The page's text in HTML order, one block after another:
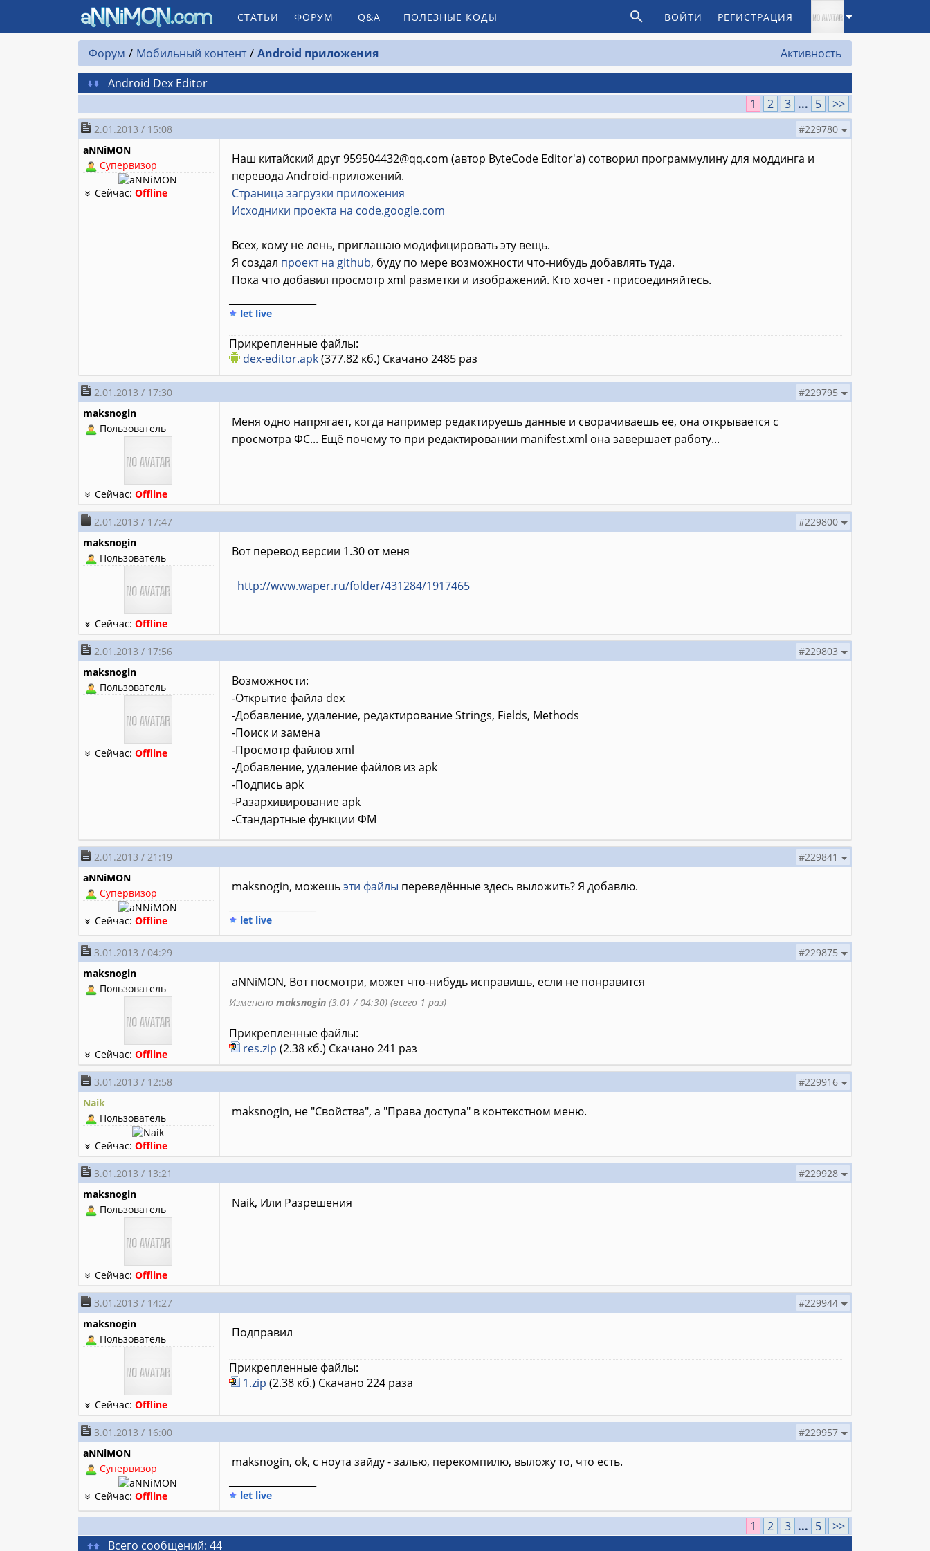
СТАТЬИ ФОРУМ Q&A ПОЛЕЗНЫЕ КОДЫ ВОЙТИ РЕГИСТРАЦИЯ
Форум Мобильный контент Android приложения
Активность
Android Dex Editor
1
2 3 ... 5 >>
2.01.2013 / 15:08
#229780
aNNiMON
Супервизор
Сейчас:Offline
Наш китайский друг959504432@qq.com (автор ByteCode Editor'a) сотворил программулину для моддинга и
перевода Android-приложений.
Страница загрузки приложения
Исходники проекта на code.google.com
Всех, кому не лень, приглашаю модифицировать эту вещь.
Я создал проект на github, буду по мере возможности что-нибудь добавлять туда.
Пока что добавил просмотр xml разметки и изображений. Кто хочет - присоединяйтесь.
let live
Прикрепленные файлы:
dex-editor.apk(377.82 кб.) Скачано 2485 раз
2.01.2013 / 17:30
#229795
maksnogin
Пользователь
Сейчас:Offline
Меня одно напрягает, когда например редактируешь данные и сворачиваешь ее, она открывается с
просмотра ФС... Ещё почему то при редактировании manifest.xml она завершает работу...
2.01.2013 / 17:47
#229800
maksnogin
Пользователь
Сейчас:Offline
Вот перевод версии 1.30 от меня
http://www.waper.ru/folder/431284/1917465
2.01.2013 / 17:56
#229803
maksnogin
Пользователь
Сейчас:Offline
Возможности:
-Открытие файла dex
-Добавление, удаление, редактирование Strings, Fields, Methods
-Поиск и замена
-Просмотр файлов xml
-Добавление, удаление файлов из apk
-Подпись apk
-Разархивирование apk
-Стандартные функции ФМ
2.01.2013 / 21:19
#229841
aNNiMON
Супервизор
Сейчас:Offline
maksnogin, можешьэти файлы переведённые здесь выложить? Я добавлю.
let live
3.01.2013 / 04:29
#229875
maksnogin
Пользователь
Сейчас:Offline
aNNiMON, Вот посмотри, может что-нибудь исправишь, если не понравится
Изменено maksnogin(3.01 / 04:30) (всего 1 раз)
Прикрепленные файлы:
res.zip (2.38 кб.) Скачано 241 раз
3.01.2013 / 12:58
#229916
Naik
Пользователь
Сейчас:Offline
maksnogin, не "Свойства", а "Права доступа" в контекстном меню.
3.01.2013 / 13:21
#229928
maksnogin
Пользователь
Сейчас:Offline
Naik, Или Разрешения
3.01.2013 / 14:27
#229944
maksnogin
Пользователь
Сейчас:Offline
Подправил
Прикрепленные файлы:
1.zip (2.38 кб.) Скачано 224 раза
3.01.2013 / 16:00
#229957
aNNiMON
Супервизор
Сейчас:Offline
maksnogin, ok, с ноута зайду - залью, перекомпилю, выложу то, что есть.
let live
1 2 3 ... 5
>>
Всего сообщений: 44